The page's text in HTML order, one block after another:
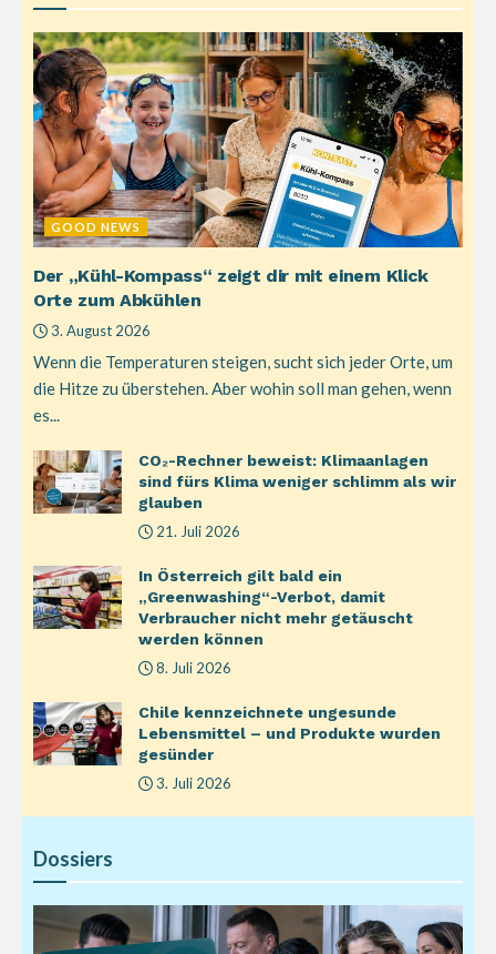
GOOD NEWS
Der „Kühl-Kompass“ zeigt dir mit einem Klick
Orte zum Abkühlen
3. August 2026
Wenn die Temperaturen steigen, sucht sich jeder Orte, um
die Hitze zu überstehen. Aber wohin soll man gehen, wenn
es...
CO₂-Rechner beweist: Klimaanlagen
sind fürs Klima weniger schlimm als wir
glauben
21. Juli 2026
In Österreich gilt bald ein
„Greenwashing“-Verbot, damit
Verbraucher nicht mehr getäuscht
werden können
8. Juli 2026
Chile kennzeichnete ungesunde
Lebensmittel – und Produkte wurden
gesünder
3. Juli 2026
Dossiers